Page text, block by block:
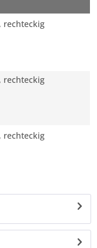
rechteckig
rechteckig
rechteckig